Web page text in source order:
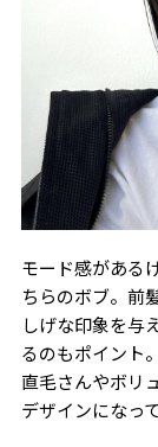
モード感がある
ちらのボブ。前
しげな印象を与
るのもポイント
直毛さんやボリ
デザインになっ